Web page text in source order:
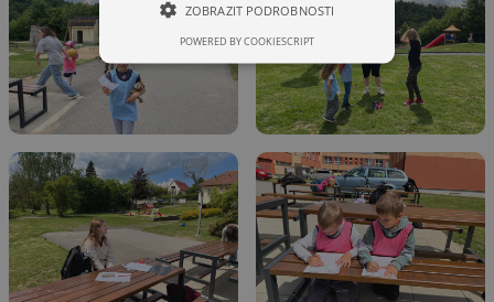
ZOBRAZIT PODROBNOSTI
POWERED BY COOKIESCRIPT